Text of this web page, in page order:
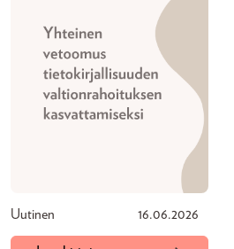
Uutinen 16.06.2026